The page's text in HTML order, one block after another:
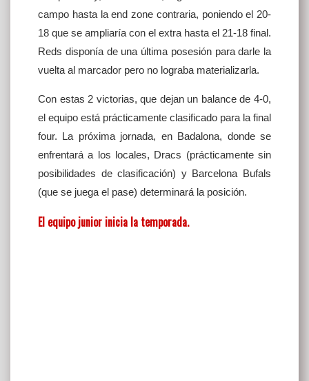
campo hasta la end zone contraria, poniendo el 20-
18 que se ampliaría con el extra hasta el 21-18 final.
Reds disponía de una última posesión para darle la
vuelta al marcador pero no lograba materializarla.
Con estas 2 victorias, que dejan un balance de 4-0,
el equipo está prácticamente clasificado para la final
four. La próxima jornada, en Badalona, donde se
enfrentará a los locales, Dracs (prácticamente sin
posibilidades de clasificación) y Barcelona Bufals
(que se juega el pase) determinará la posición.
El equipo junior inicia la temporada.